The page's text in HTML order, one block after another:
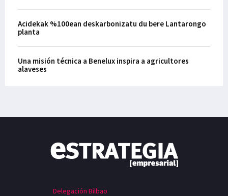
Acidekak %100ean deskarbonizatu du bere Lantarongo
planta
Una misión técnica a Benelux inspira a agricultores
alaveses
Delegación Bilbao